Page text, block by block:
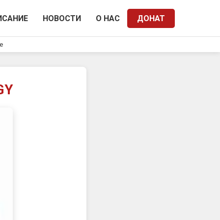
НОВОСТИ О НАС ДОНАТ